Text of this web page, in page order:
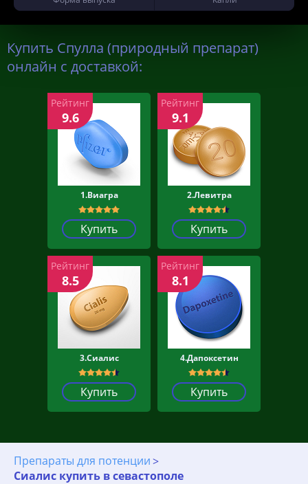
Купить Спулла (природный препарат)
онлайн с доставкой:
1.Виагра
Купить
Рейтинг
9.6
2.Левитра
Купить
Рейтинг
9.1
3.Сиалис
Купить
Рейтинг
8.5
4.Дапоксетин
Купить
Рейтинг
8.1
Препараты для потенции
Сиалис купить в севастополе